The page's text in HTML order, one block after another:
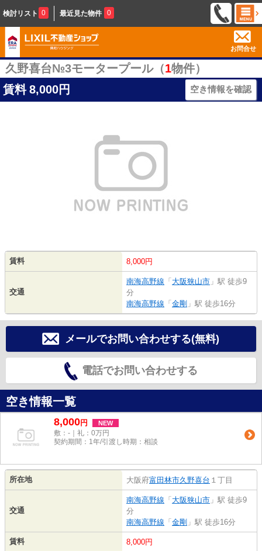
検討リスト 0 最近見た物件 0
お問合せ
久野喜台№3モータープール（1物件）
賃料 8,000円 空き情報を確認
賃料 8,000円
交通
南海高野線 「 大阪狭山市 」駅 徒歩9
分
南海高野線 「 金剛 」駅 徒歩16分
メールでお問い合わせする(無料)
電話でお問い合わせする
空き情報一覧
8,000円 NEW
敷：-｜礼：0万円
契約期間：1年/引渡し時期：相談
所在地 大阪府富田林市久野喜台 １丁目
交通
南海高野線 「 大阪狭山市 」駅 徒歩9
分
南海高野線 「 金剛 」駅 徒歩16分
賃料 8,000円